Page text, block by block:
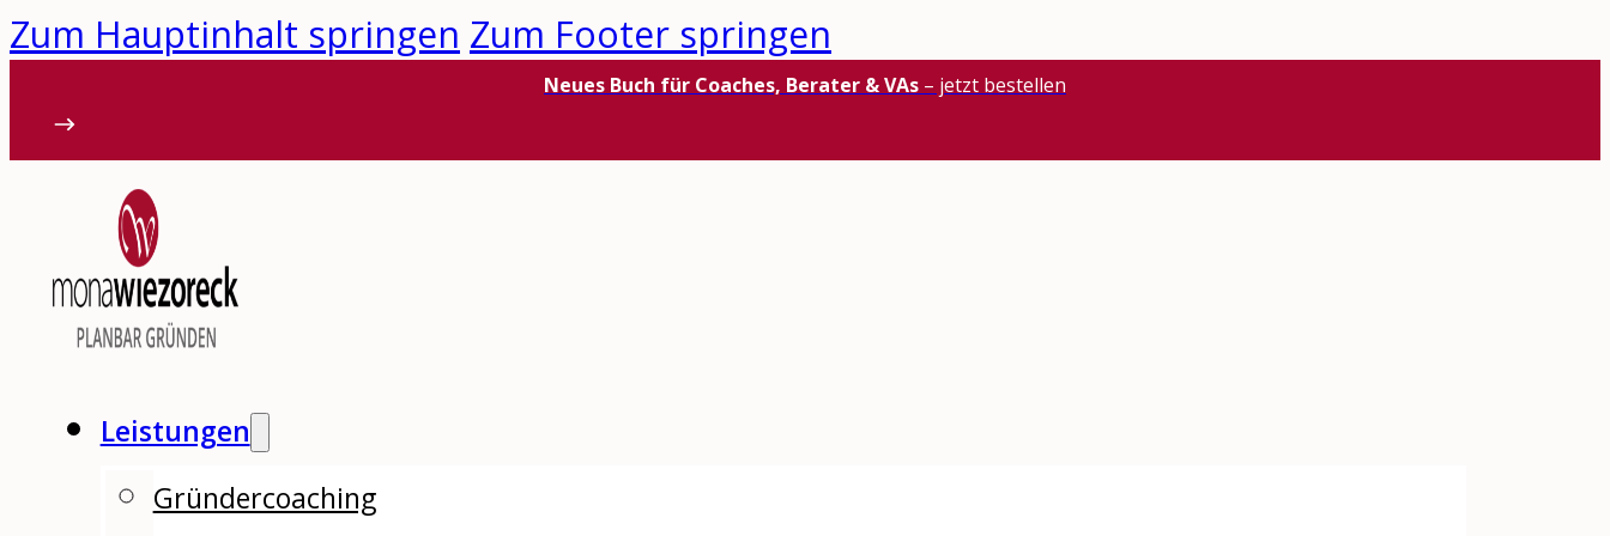
Zum Hauptinhalt springen Zum Footer springen
Neues Buch für Coaches, Berater & VAs – jetzt bestellen
Leistungen
Gründercoaching